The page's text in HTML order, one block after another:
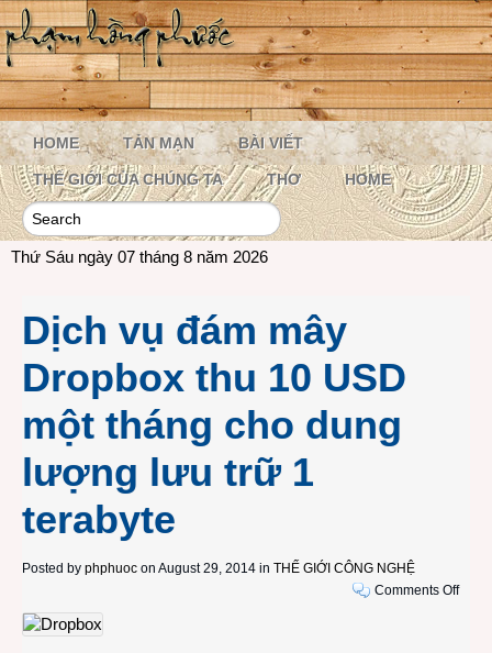
HOME TẢN MẠN BÀI VIẾT
THẾ GIỚI CỦA CHÚNG TA THƠ HOME
Thứ Sáu ngày 07 tháng 8 năm 2026
Dịch vụ đám mây
Dropbox thu 10 USD
một tháng cho dung
lượng lưu trữ 1
terabyte
Posted by phphuoc on August 29, 2014 in THẾ GIỚI CÔNG NGHỆ
Comments Offon